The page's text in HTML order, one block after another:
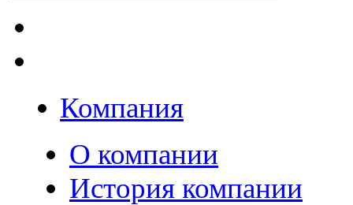
Компания
О компании
История компании